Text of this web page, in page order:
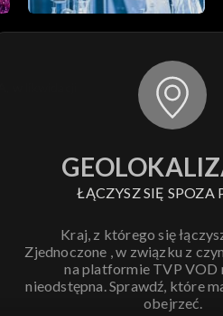
ŁĄCZYSZ SIĘ SPOZA
Kraj, z którego się
Zjednoczone , w związku z
na platformie TVP VOD
nieodstępna. Sprawdź, które
obejrzeć.